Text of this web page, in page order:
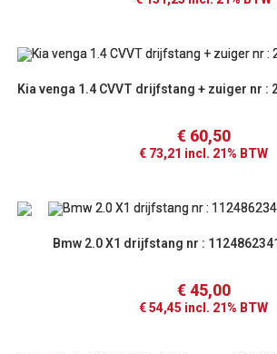
Kia venga 1.4 CVVT drijfstang + zuiger nr :
€60,50
€ 73,21 incl. 21% BTW
Bmw 2.0 X1 drijfstang nr :
€45,00
€54,45 incl. 21% BTW